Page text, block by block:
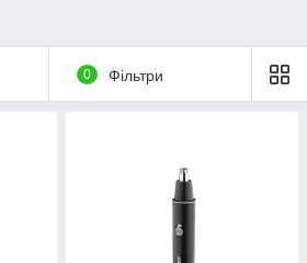
0 Фільтри